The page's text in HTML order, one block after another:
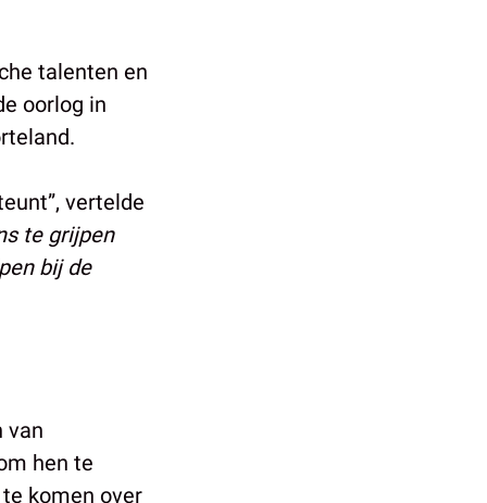
talenten en
oorlog in
vertelde
te grijpen
bij de
van
hen te
komen over